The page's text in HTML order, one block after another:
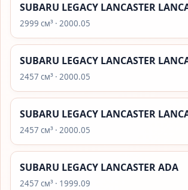
SUBARU LEGACY LANCASTER
2999 см³ · 2000.05
SUBARU LEGACY LANCASTER
2457 см³ · 2000.05
SUBARU LEGACY LANCASTER
2457 см³ · 2000.05
SUBARU LEGACY LANCASTER ADA
2457 см³ · 1999.09